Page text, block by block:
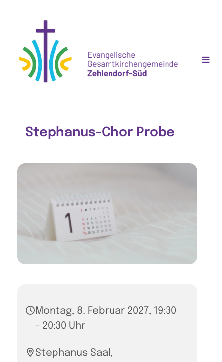
Stephanus-Chor Probe
Montag, 8. Februar 2027, 19:30
- 20:30 Uhr
Stephanus Saal,